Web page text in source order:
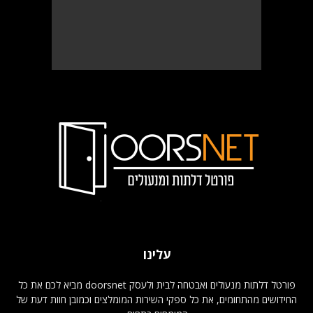
עלינו
פורטל דלתות מנעולים ואבטחה לבית ולעסק doorsnet מביא לכם את כל
החידושים מהתחומים, את כל ספקי השירות המומלצים וכמובן חוות דעת של